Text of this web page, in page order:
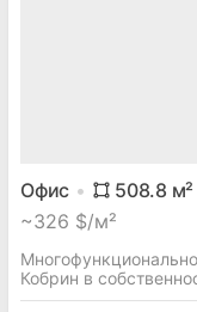
Офис 508.8 м²
~326 $/м²
Кобрин в